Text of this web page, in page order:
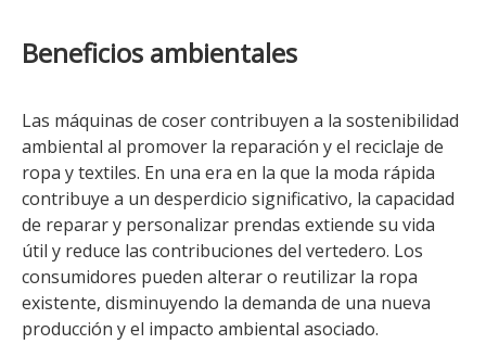
Beneficios ambientales
Las máquinas de coser contribuyen a la sostenibilidad
ambiental al promover la reparación y el reciclaje de
ropa y textiles. En una era en la que la moda rápida
contribuye a un desperdicio significativo, la capacidad
de reparar y personalizar prendas extiende su vida
útil y reduce las contribuciones del vertedero. Los
consumidores pueden alterar o reutilizar la ropa
existente, disminuyendo la demanda de una nueva
producción y el impacto ambiental asociado.